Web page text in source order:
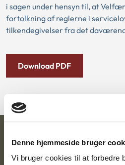
Denne hjemmeside bruger
Vi bruger cookies til at forbedre
i sagen under hensyn til, at
fortolkning af reglerne i
tilkendegivelser fra det
Download PDF
Ankestyrelsen
Postadresse: